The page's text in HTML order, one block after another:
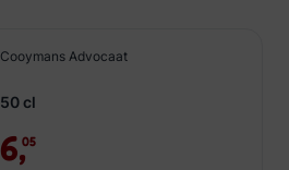
Cooymans Advocaat
50 cl
6,05